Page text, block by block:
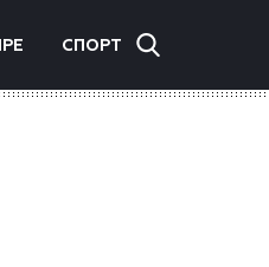
СПОРТ